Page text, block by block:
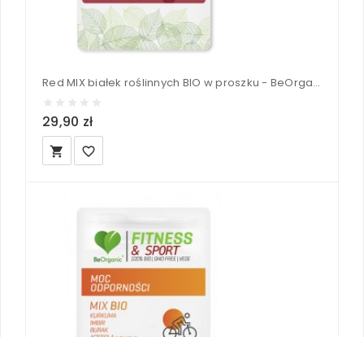
Red MIX białek roślinnych BIO w proszku - BeOrganic 250 g
29,90 zł
local_grocery_store favorite_border